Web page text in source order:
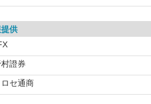
供
證券
セ通商